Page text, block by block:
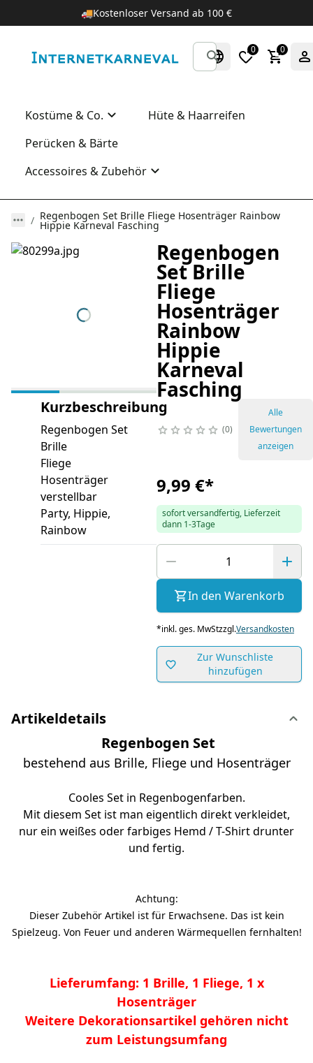
🚚Kostenloser Versand ab 100 €
0 0
Kostüme & Co.
Hüte & Haarreifen
Perücken & Bärte
Accessoires & Zubehör
Regenbogen Set Brille Fliege Hosenträger Rainbow
Hippie Karneval Fasching
Kurzbeschreibung
Regenbogen Set
Brille
Fliege
Hosenträger
verstellbar
Party, Hippie,
Rainbow
Regenbogen
Set Brille
Fliege
Hosenträger
Rainbow
Hippie
Karneval
Fasching
0
Alle
Bewertungen
anzeigen
9,99 €*
sofort versandfertig, Lieferzeit
dann 1-3Tage
In den Warenkorb
*inkl. ges. MwStzzgl.Versandkosten
Zur Wunschliste
hinzufügen
Artikeldetails
Regenbogen Set
bestehend aus Brille, Fliege und Hosenträger
Cooles Set in Regenbogenfarben.
Mit diesem Set ist man eigentlich direkt verkleidet,
nur ein weißes oder farbiges Hemd / T-Shirt drunter
und fertig.
Achtung:
Dieser Zubehör Artikel ist für Erwachsene. Das ist kein
Spielzeug. Von Feuer und anderen Wärmequellen fernhalten!
Lieferumfang: 1 Brille, 1 Fliege, 1 x
Hosenträger
Weitere Dekorationsartikel gehören nicht
zum Leistungsumfang